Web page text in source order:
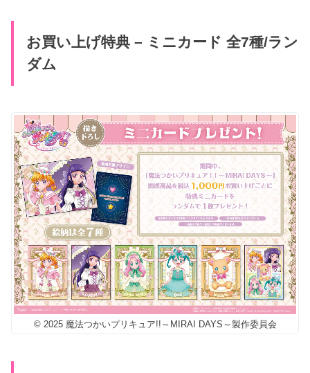
お買い上げ特典 – ミニカード 全7種/ラン
ダム
© 2025 魔法つかいプリキュア!!～MIRAI DAYS～製作委員会